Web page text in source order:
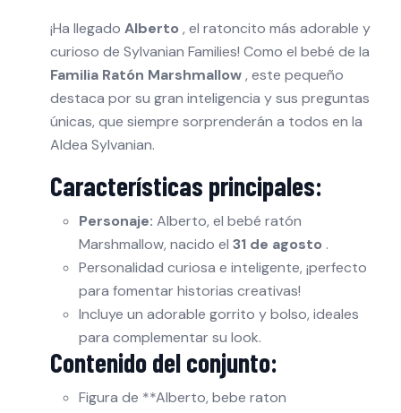
¡Ha llegado Alberto , el ratoncito más adorable y
curioso de Sylvanian Families! Como el bebé de la
Familia Ratón Marshmallow, este pequeño
destaca por su gran inteligencia y sus preguntas
únicas, que siempre sorprenderán a todos en la
Aldea Sylvanian.
Características principales:
Personaje: Alberto, el bebé ratón
Marshmallow, nacido el 31 de agosto .
Personalidad curiosa e inteligente, ¡perfecto
para fomentar historias creativas!
Incluye un adorable gorrito y bolso, ideales
para complementar su look.
Contenido del conjunto:
Figura de **Alberto, bebe raton